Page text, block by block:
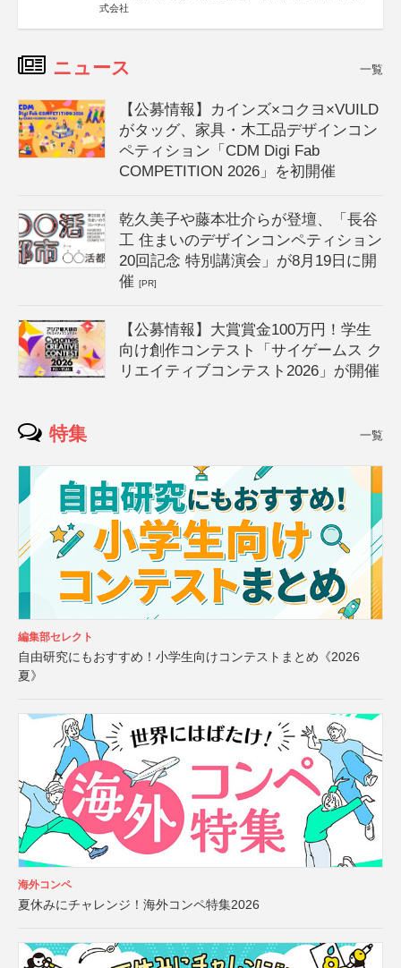
式会社
ニュース 一覧
【公募情報】カインズ×コクヨ×VUILD
がタッグ、家具・木工品デザインコン
ペティション「CDM Digi Fab
COMPETITION 2026」を初開催
乾久美子や藤本壮介らが登壇、「長谷
工 住まいのデザインコンペティション
20回記念 特別講演会」が8月19日に開
催[PR]
【公募情報】大賞賞金100万円！学生
向け創作コンテスト「サイゲームス ク
リエイティブコンテスト2026」が開催
特集 一覧
編集部セレクト
自由研究にもおすすめ！小学生向けコンテストまとめ《2026
夏》
海外コンペ
夏休みにチャレンジ！海外コンペ特集2026